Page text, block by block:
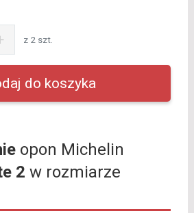
z 2 szt.
opon Michelin
2 w rozmiarze